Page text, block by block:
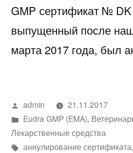
GMP сертификат №
выпущенный после
марта 2017 года, был
Написано
автором
admin
21.11.2017
Написано
в
Eudra GMP (EMA),
Лекарственные средства
Метки:
аннулирование сертификата,